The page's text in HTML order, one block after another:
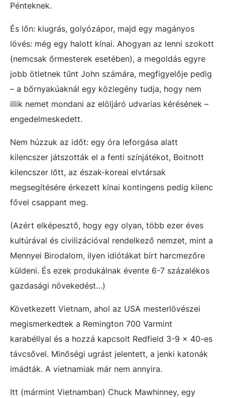
Pénteknek.
És lőn: kiugrás, golyózápor, majd egy magányos
lövés: még egy halott kínai. Ahogyan az lenni szokott
(nemcsak őrmesterek esetében), a megoldás egyre
jobb ötletnek tűnt John számára, megfigyelője pedig
– a bőrnyakúaknál egy közlegény tudja, hogy nem
illik nemet mondani az elöljáró udvarias kérésének –
engedelmeskedett.
Nem húzzuk az időt: egy óra leforgása alatt
kilencszer játszották el a fenti színjátékot, Boitnott
kilencszer lőtt, az észak-koreai elvtársak
megsegítésére érkezett kínai kontingens pedig kilenc
fővel csappant meg.
(Azért elképesztő, hogy egy olyan, több ezer éves
kultúrával és civilizációval rendelkező nemzet, mint a
Mennyei Birodalom, ilyen idiótákat bírt harcmezőre
küldeni. És ezek produkálnak évente 6-7 százalékos
gazdasági növekedést…)
Következett Vietnam, ahol az USA mesterlövészei
megismerkedtek a Remington 700 Varmint
karabéllyal és a hozzá kapcsolt Redfield 3-9 x 40-es
távcsővel. Minőségi ugrást jelentett, a jenki katonák
imádták. A vietnamiak már nem annyira.
Itt (mármint Vietnamban) Chuck Mawhinney, egy